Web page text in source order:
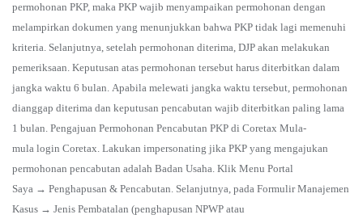
permohonan PKP, maka PKP wajib menyampaikan permohonan dengan
melampirkan dokumen yang menunjukkan bahwa PKP tidak lagi memenuhi
kriteria. Selanjutnya, setelah permohonan diterima, DJP akan melakukan
pemeriksaan. Keputusan atas permohonan tersebut harus diterbitkan dalam
jangka waktu 6 bulan. Apabila melewati jangka waktu tersebut, permohonan
dianggap diterima dan keputusan pencabutan wajib diterbitkan paling lama
1 bulan. Pengajuan Permohonan Pencabutan PKP di Coretax Mula-
mula login Coretax. Lakukan impersonating jika PKP yang mengajukan
permohonan pencabutan adalah Badan Usaha. Klik Menu Portal
Saya → Penghapusan & Pencabutan. Selanjutnya, pada Formulir Manajemen
Kasus → Jenis Pembatalan (penghapusan NPWP atau